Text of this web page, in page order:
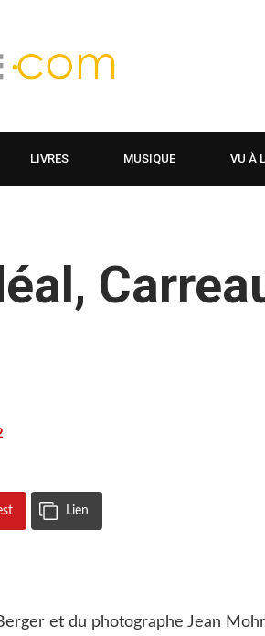
LIVRES MUSIQUE VU À
Lien
et du photographe Jean